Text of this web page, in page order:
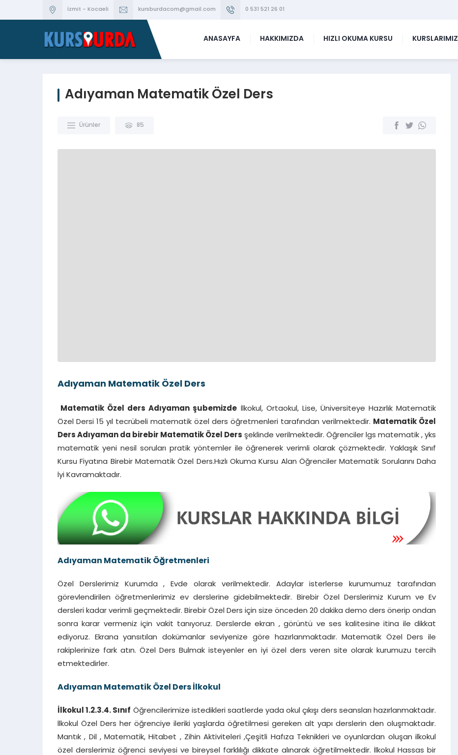
İzmit - Kocaeli kursburdacom@gmail.com 0 531 521 26 01
ANASAYFA HAKKIMIZDA HIZLI OKUMA KURSU KURSLARIMIZ
Adıyaman Matematik Özel Ders
Ürünler 85
Adıyaman Matematik Özel Ders
Matematik Özel ders Adıyaman şubemizde İlkokul, Ortaokul, Lise, Üniversiteye Hazırlık Matematik
Özel Dersi 15 yıl tecrübeli matematik özel ders öğretmenleri tarafından verilmektedir. Matematik Özel
Ders Adıyaman da birebir Matematik Özel Ders şeklinde verilmektedir. Öğrenciler lgs matematik , yks
matematik yeni nesil soruları pratik yöntemler ile öğrenerek verimli olarak çözmektedir. Yaklaşık Sınıf
Kursu Fiyatına Birebir Matematik Özel Ders.Hızlı Okuma Kursu Alan Öğrenciler Matematik Sorularını Daha
İyi Kavramaktadır.
Adıyaman Matematik Öğretmenleri
Özel Derslerimiz Kurumda , Evde olarak verilmektedir. Adaylar isterlerse kurumumuz tarafından
görevlendirilen öğretmenlerimiz ev derslerine gidebilmektedir. Birebir Özel Derslerimiz Kurum ve Ev
dersleri kadar verimli geçmektedir. Birebir Özel Ders için size önceden 20 dakika demo ders önerip ondan
sonra karar vermeniz için vakit tanıyoruz. Derslerde ekran , görüntü ve ses kalitesine itina ile dikkat
ediyoruz. Ekrana yansıtılan dokümanlar seviyenize göre hazırlanmaktadır. Matematik Özel Ders ile
rakiplerinize fark atın. Özel Ders Bulmak isteyenler en iyi özel ders veren site olarak kurumuzu tercih
etmektedirler.
Adıyaman Matematik Özel Ders İlkokul
İlkokul 1.2.3.4. Sınıf Öğrencilerimize istedikleri saatlerde yada okul çıkışı ders seansları hazırlanmaktadır.
İlkokul Özel Ders her öğrenciye ileriki yaşlarda öğretilmesi gereken alt yapı derslerin den oluşmaktadır.
Mantık , Dil , Matematik, Hitabet , Zihin Aktiviteleri ,Çeşitli Hafıza Teknikleri ve oyunlardan oluşan ilkokul
özel derslerimiz öğrenci seviyesi ve bireysel farklılığı dikkate alınarak öğretilmektedir. İlkokul Hassas bir